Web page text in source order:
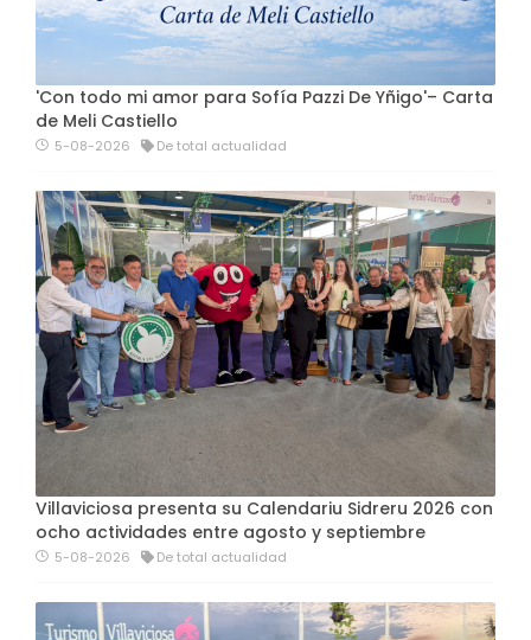
'Con todo mi amor para Sofía Pazzi De Yñigo'– Carta
de Meli Castiello
5-08-2026 De total actualidad
Villaviciosa presenta su Calendariu Sidreru 2026 con
ocho actividades entre agosto y septiembre
5-08-2026 De total actualidad